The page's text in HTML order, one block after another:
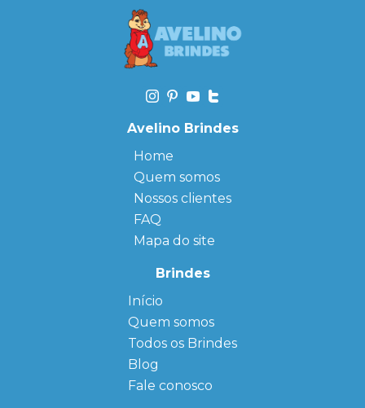
Avelino Brindes
Home
Quem somos
Nossos clientes
FAQ
Mapa do site
Brindes
Início
Quem somos
← Back
FAQ
Sitemap
Todos os Brindes
← Back
Agendas
Personalizadas
Personalizado
Blog
Fale conosco